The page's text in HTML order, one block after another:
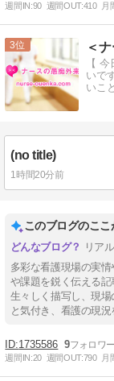
週間IN:90 週間OUT:410 月
3
【
いで
いこ
(no title)
1時間20分前
このブログのここ
リア
多彩な看護現場の実
や課題を鋭く伝える
生々しく描写し、現
と気付き、看護の現況
1735586 9
週間IN:20 週間OUT:790 月